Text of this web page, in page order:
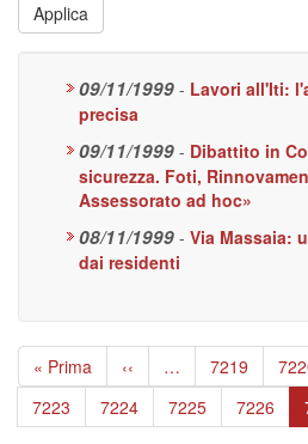
Applica
09/11/1999 - Lavori all'Iti:
precisa
09/11/1999 - Dibattito in
sicurezza. Foti,
Assessorato ad hoc»
08/11/1999 - Via Massaia:
dai residenti
Paginazione
Prima
pagina
« Prima
Pagina
precedente
‹‹ … Page
7219
Page
7223 Page
7224 Page
7225 Page
7226